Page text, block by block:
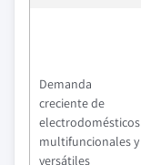
Demanda
creciente de
electrodomésticos
multifuncionales y
versátiles